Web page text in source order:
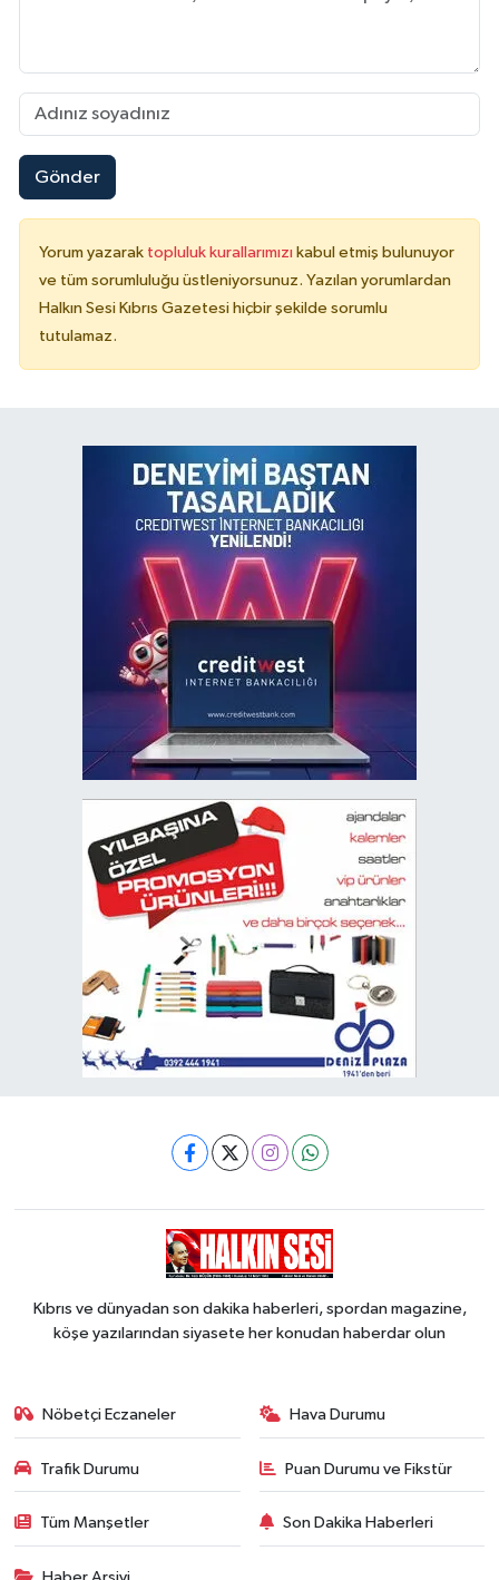
Gönder
Yorum yazarak topluluk kurallarımızı kabul etmiş bulunuyor
ve tüm sorumluluğu üstleniyorsunuz. Yazılan yorumlardan
Halkın Sesi Kıbrıs Gazetesi hiçbir şekilde sorumlu
tutulamaz.
Kıbrıs ve dünyadan son dakika haberleri, spordan magazine,
köşe yazılarından siyasete her konudan haberdar olun
Nöbetçi Eczaneler Hava Durumu
Trafik Durumu Puan Durumu ve Fikstür
Tüm Manşetler Son Dakika Haberleri
Haber Arşivi